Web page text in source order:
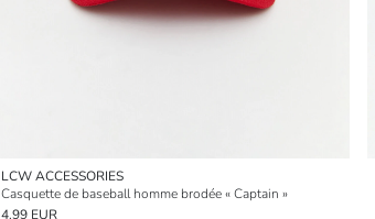
LCW ACCESSORIES
Casquette de baseball homme brodée « Captain »
4.99 EUR